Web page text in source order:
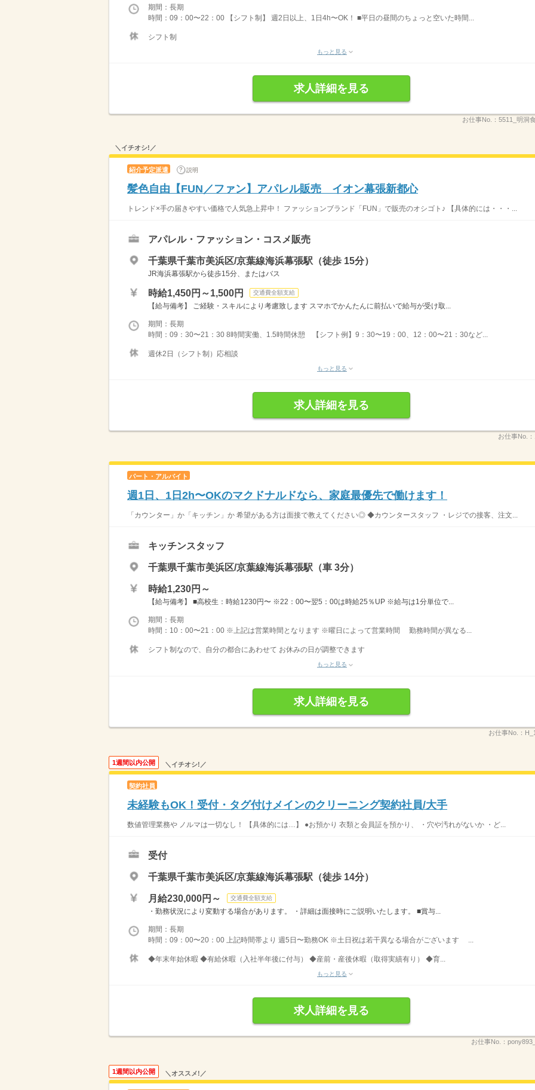
期間：長期
時間：09：00〜22：00 【シフト制】 週2日以上、1日4h〜OK！ ■平日の昼間のちょっと空いた時間...
シフト制
もっと見る
求人詳細を見る
お仕事No.： 5511_明洞
＼イチオシ!／
紹介予定派遣 説明
髪色自由【FUN／ファン】アパレル販売 イオン幕張新都心
トレンド×手の届きやすい価格で人気急上昇中！ ファッションブランド「FUN」で販売のオシゴト♪ 【具体的には・・・...
アパレル・ファッション・コスメ販売
千葉県千葉市美浜区/京葉線海浜幕張駅（徒歩 15分）
JR海浜幕張駅から徒歩15分、またはバス
時給1,450円～1,500円 交通費全額支給
【給与備考】 ご経験・スキルにより考慮致します スマホでかんたんに前払いで給与が受け取...
期間：長期
時間：09：30〜21：30 8時間実働、1.5時間休憩 【シフト例】9：30〜19：00、12：00〜21：30など...
週休2日（シフト制）応相談
もっと見る
求人詳細を見る
お仕事No.：
パート・アルバイト
週1日、1日2h〜OKのマクドナルドなら、家庭最優先で働けます！
「カウンター」か「キッチン」か 希望がある方は面接で教えてください◎ ◆カウンタースタッフ ・レジでの接客、注文...
キッチンスタッフ
千葉県千葉市美浜区/京葉線海浜幕張駅（車 3分）
時給1,230円～
【給与備考】 ■高校生：時給1230円〜 ※22：00〜翌5：00は時給25％UP ※給与は1分単位で...
期間：長期
時間：10：00〜21：00 ※上記は営業時間となります ※曜日によって営業時間 勤務時間が異なる...
シフト制なので、自分の都合にあわせて お休みの日が調整できます
もっと見る
求人詳細を見る
お仕事No.：
1週間以内公開 ＼イチオシ!／
契約社員
未経験もOK！受付・タグ付けメインのクリーニング契約社員/大手
数値管理業務や ノルマは一切なし！ 【具体的には…】 ●お預かり 衣類と会員証を預かり、 ・穴や汚れがないか ・ど...
受付
千葉県千葉市美浜区/京葉線海浜幕張駅（徒歩 14分）
月給230,000円～ 交通費全額支給
・勤務状況により変動する場合があります。 ・詳細は面接時にご説明いたします。 ■賞与...
期間：長期
時間：09：00〜20：00 上記時間帯より 週5日〜勤務OK ※土日祝は若干異なる場合がございます ...
◆年末年始休暇 ◆有給休暇（入社半年後に付与） ◆産前・産後休暇（取得実績有り） ◆育...
もっと見る
求人詳細を見る
お仕事No.：
1週間以内公開 ＼オススメ!／